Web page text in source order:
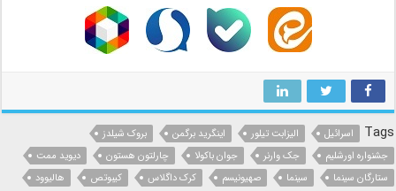
…
…
…
Tags اسرائیل الیزابت تیلور اینگرید برگمن
بروک شیلدز
جشنواره اورشلیم
جک وارنر جوان باکولا چارلتون هستون
دیوید ممت
ستارگان سینما
سینما صهیونیسم کرک داگلاس کیبوتص
هالیوود